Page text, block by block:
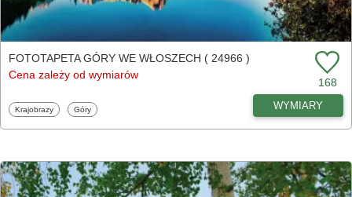
FOTOTAPETA GÓRY WE WŁOSZECH ( 24966 )
Cena zależy od wymiarów
168
Fototapety
Krajobrazy Fototapety
Góry WYMIARY